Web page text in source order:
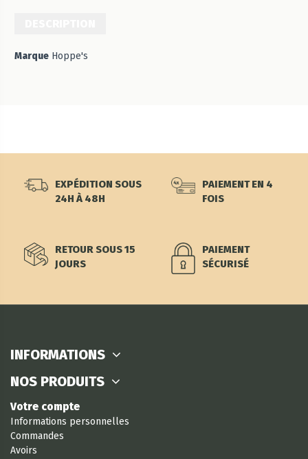
Marque Hoppe's
EXPÉDITION SOUS
24H À 48H
PAIEMENT EN 4
FOIS
RETOUR SOUS 15
JOURS
PAIEMENT
SÉCURISÉ
INFORMATIONS
NOS PRODUITS
Votre compte
Informations personnelles
Commandes
Avoirs